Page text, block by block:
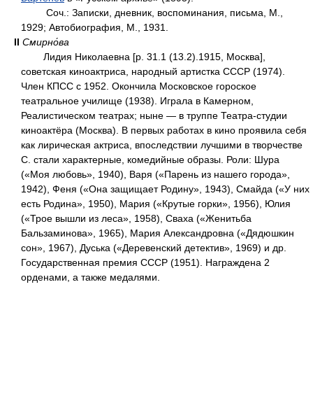
Соч.: Записки, дневник, воспоминания, письма, М.,
1929; Автобиография, М., 1931.
II Смирно́ва
Лидия Николаевна [р. 31.1 (13.2).1915, Москва],
советская киноактриса, народный артистка СССР (1974).
Член КПСС с 1952. Окончила Московское гороское
театральное училище (1938). Играла в Камерном,
Реалистическом театрах; ныне — в труппе Театра-студии
киноактёра (Москва). В первых работах в кино проявила себя
как лирическая актриса, впоследствии лучшими в творчестве
С. стали характерные, комедийные образы. Роли: Шура
(«Моя любовь», 1940), Варя («Парень из нашего города»,
1942), Феня («Она защищает Родину», 1943), Смайда («У них
есть Родина», 1950), Мария («Крутые горки», 1956), Юлия
(«Трое вышли из леса», 1958), Сваха («Женитьба
Бальзаминова», 1965), Мария Александровна («Дядюшкин
сон», 1967), Дуська («Деревенский детектив», 1969) и др.
Государственная премия СССР (1951). Награждена 2
орденами, а также медалями.